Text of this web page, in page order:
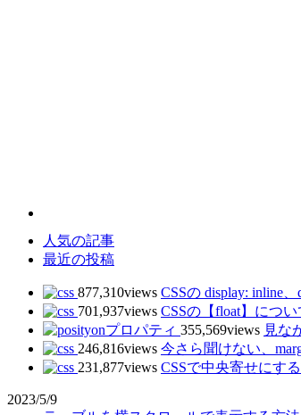
人気の記事
最近の投稿
877,310views CSSの display: inline
701,937views CSSの【float】につ
355,569views 見な
246,816views 今さら聞けない、
231,877views CSSで中央寄せにす
2023/5/9